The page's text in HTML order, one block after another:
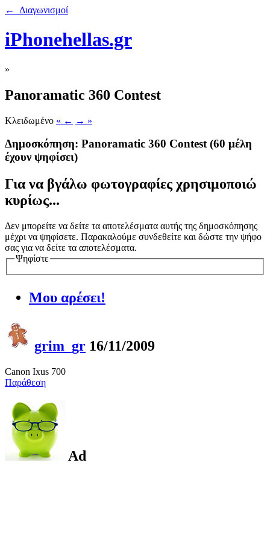
← Διαγωνισμοί
iPhonehellas.gr
»
Panoramatic 360 Contest
Κλειδωμένο « ← → »
Δημοσκόπηση: Panoramatic 360 Contest(60 μέλη
έχουν ψηφίσει)
Για να βγάλω φωτογραφίες χρησιμοποιώ
κυρίως...
Δεν μπορείτε να δείτε τα αποτελέσματα αυτής της δημοσκόπησης
μέχρι να ψηφίσετε. Παρακαλούμε συνδεθείτε και δώστε την ψήφο
σας για να δείτε τα αποτελέσματα.
Ψηφίστε
Μου αρέσει!
grim_gr 16/11/2009
Canon Ixus 700
Παράθεση
Ad